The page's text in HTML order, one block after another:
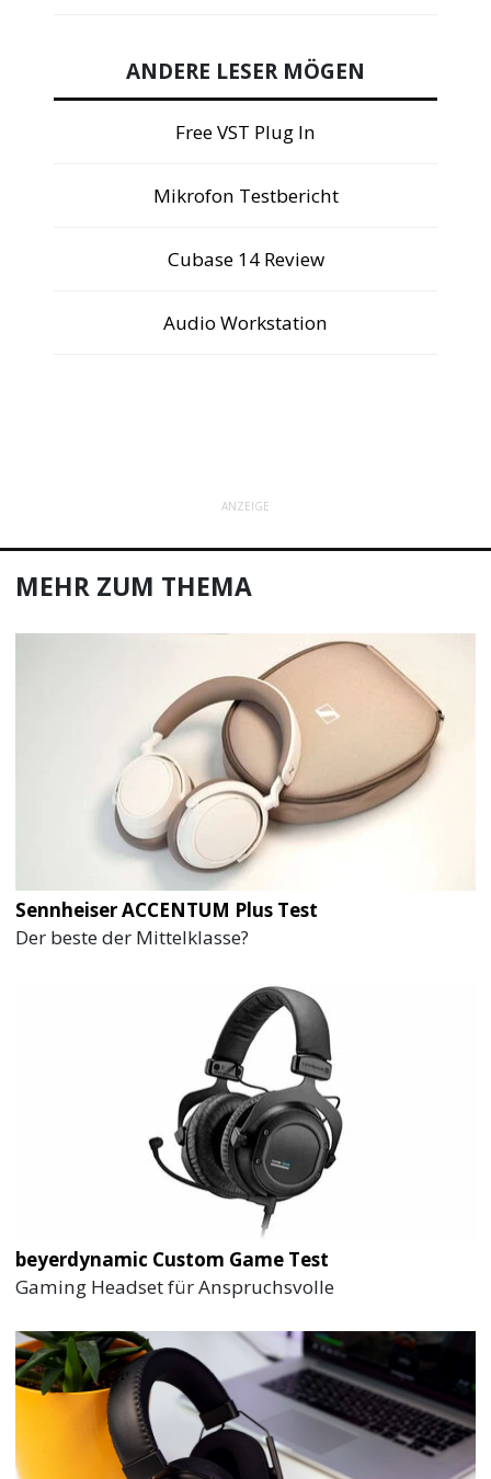
ANDERE LESER MÖGEN
Free VST Plug In
Mikrofon Testbericht
Cubase 14 Review
Audio Workstation
ANZEIGE
MEHR ZUM THEMA
Sennheiser ACCENTUM Plus Test
Der beste der Mittelklasse?
beyerdynamic Custom Game Test
Gaming Headset für Anspruchsvolle